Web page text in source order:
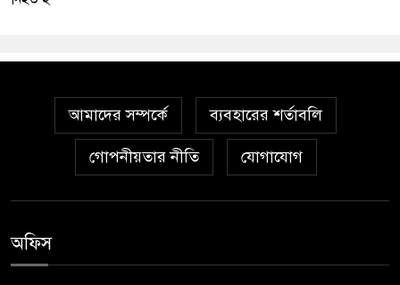
আমাদের সম্পর্কে ব্যবহারের শর্তাবলি
গোপনীয়তার নীতি যোগাযোগ
অফিস